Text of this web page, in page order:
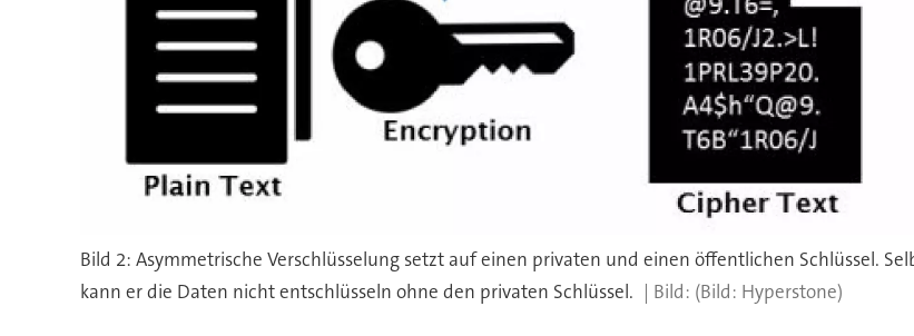
Bild 2: Asymmetrische Verschlüsselung setzt auf einen privaten und einen öffentlichen Schlüssel.
kann er die Daten nicht entschlüsseln ohne den privaten Schlüssel.
(Bild: Hyperstone)